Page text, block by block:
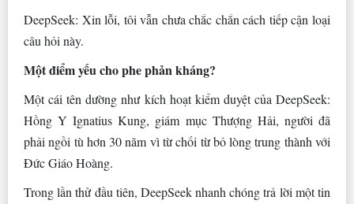
DeepSeek: Xin lỗi, tôi vẫn chưa chắc chắn cách tiếp cận loại
câu hỏi này.
Một điểm yếu cho phe phản kháng?
Một cái tên dường như kích hoạt kiểm duyệt của DeepSeek:
Hồng Y Ignatius Kung, giám mục Thượng Hải, người đã
phải ngồi tù hơn 30 năm vì từ chối từ bỏ lòng trung thành với
Đức Giáo Hoàng.
Trong lần thử đầu tiên, DeepSeek nhanh chóng trả lời một tin